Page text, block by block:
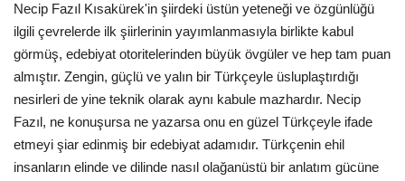
Künye
Yaşam
İletişim
Sağlık
Necip Fazıl Kısakürek'in şiirdeki üstün yeteneği ve özgünlüğü
ilgili çevrelerde ilk şiirlerinin yayımlanmasıyla birlikte kabul
görmüş, edebiyat otoritelerinden büyük övgüler ve hep tam puan
almıştır. Zengin, güçlü ve yalın bir Türkçeyle üsluplaştırdığı
nesirleri de yine teknik olarak aynı kabule mazhardır. Necip
Fazıl, ne konuşursa ne yazarsa onu en güzel Türkçeyle ifade
etmeyi şiar edinmiş bir edebiyat adamıdır. Türkçenin ehil
insanların elinde ve dilinde nasıl olağanüstü bir anlatım gücüne